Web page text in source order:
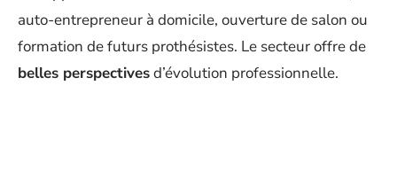
auto-entrepreneur à domicile, ouverture de salon ou
formation de futurs prothésistes. Le secteur offre de
belles perspectivesd’évolution professionnelle.